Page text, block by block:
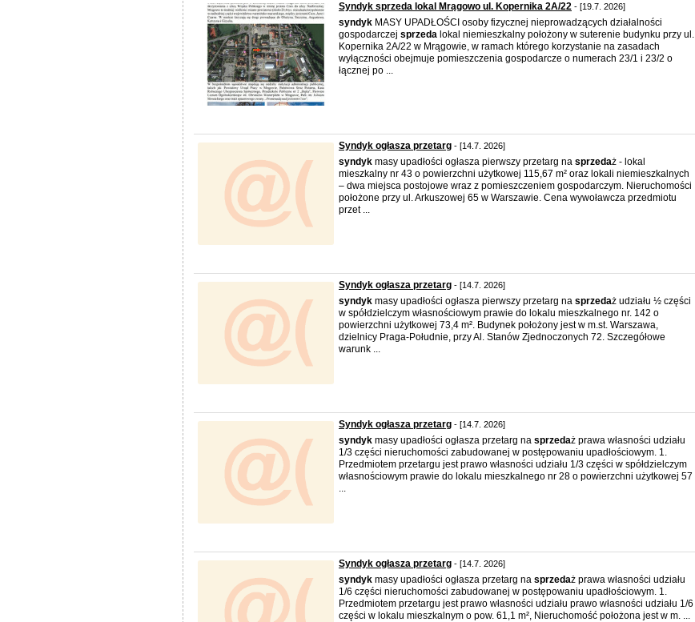
Syndyk sprzeda lokal Mrągowo ul. Kopernika 2A/22 - [19.7. 2026]
syndyk MASY UPADŁOŚCI osoby fizycznej nieprowadzących działalności
gospodarczej sprzeda lokal niemieszkalny położony w suterenie budynku przy ul.
Kopernika 2A/22 w Mrągowie, w ramach którego korzystanie na zasadach
wyłączności obejmuje pomieszczenia gospodarcze o numerach 23/1 i 23/2 o
łącznej po ...
Syndyk ogłasza przetarg - [14.7. 2026]
syndyk masy upadłości ogłasza pierwszy przetarg na sprzedaż - lokal
mieszkalny nr 43 o powierzchni użytkowej 115,67 m² oraz lokali niemieszkalnych
– dwa miejsca postojowe wraz z pomieszczeniem gospodarczym. Nieruchomości
położone przy ul. Arkuszowej 65 w Warszawie. Cena wywoławcza przedmiotu
przet ...
Syndyk ogłasza przetarg - [14.7. 2026]
syndyk masy upadłości ogłasza pierwszy przetarg na sprzedaż udziału ½ części
w spółdzielczym własnościowym prawie do lokalu mieszkalnego nr. 142 o
powierzchni użytkowej 73,4 m². Budynek położony jest w m.st. Warszawa,
dzielnicy Praga-Południe, przy Al. Stanów Zjednoczonych 72. Szczegółowe
warunk ...
Syndyk ogłasza przetarg - [14.7. 2026]
syndyk masy upadłości ogłasza przetarg na sprzedaż prawa własności udziału
1/3 części nieruchomości zabudowanej w postępowaniu upadłościowym. 1.
Przedmiotem przetargu jest prawo własności udziału 1/3 części w spółdzielczym
własnościowym prawie do lokalu mieszkalnego nr 28 o powierzchni użytkowej 57
...
Syndyk ogłasza przetarg - [14.7. 2026]
syndyk masy upadłości ogłasza przetarg na sprzedaż prawa własności udziału
1/6 części nieruchomości zabudowanej w postępowaniu upadłościowym. 1.
Przedmiotem przetargu jest prawo własności udziału prawo własności udziału 1/6
części w lokalu mieszkalnym o pow. 61,1 m², Nieruchomość położona jest w m. ...